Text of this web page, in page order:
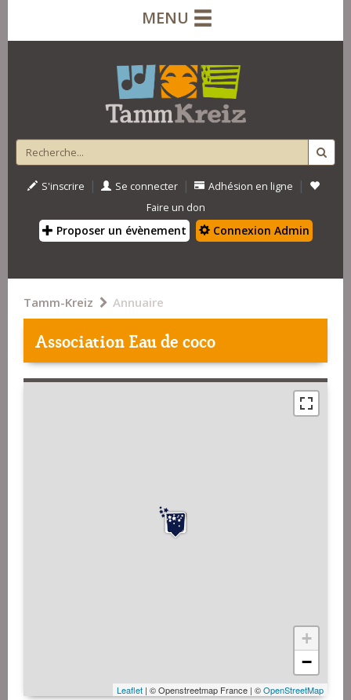
MENU
S'inscrire | Se connecter | Adhésion en ligne |
Faire un don
Proposer un évènement Connexion Admin
Tamm-Kreiz Annuaire
Association Eau de coco
+
−
Leaflet | © Openstreetmap France | ©OpenStreetMap